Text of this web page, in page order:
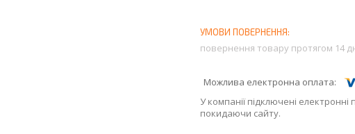
повернення товару протягом 14
У компанії підключені
покидаючи сайту.